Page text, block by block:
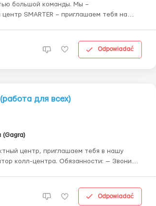
большой команды. Мы –
SMARTER – приглашаем тебя на
Odpowiadać
для всех)
(Gagra)
центр, приглашаем тебя в нашу
Odpowiadać